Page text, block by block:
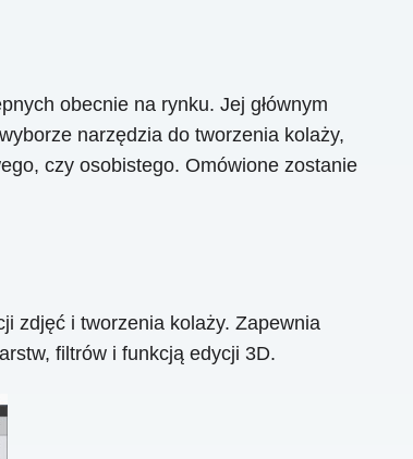
obecnie na rynku. Jej głównym
narzędzia do tworzenia kolaży,
czy osobistego. Omówione zostanie
zdjęć i tworzenia kolaży. Zapewnia
filtrów i funkcją edycji 3D.